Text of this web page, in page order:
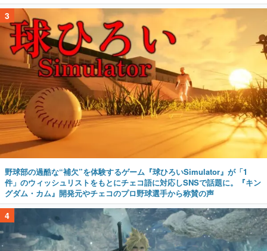
3
野球部の過酷な“補欠”を体験するゲーム『球ひろいSimulator』が「1
件」のウィッシュリストをもとにチェコ語に対応しSNSで話題に。『キン
グダム・カム』開発元やチェコのプロ野球選手から称賛の声
4